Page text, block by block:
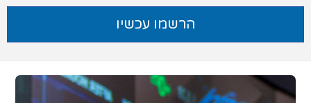
הרשמו עכשיו